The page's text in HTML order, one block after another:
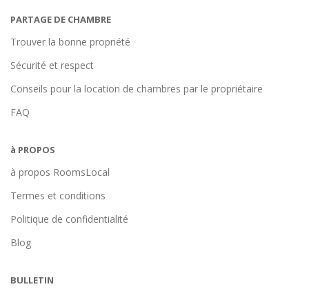
PARTAGE DE CHAMBRE
Trouver la bonne propriété
Sécurité et respect
Conseils pour la location de chambres par le propriétaire
FAQ
à PROPOS
à propos RoomsLocal
Termes et conditions
Politique de confidentialité
Blog
BULLETIN